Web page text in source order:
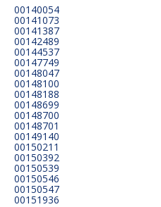
00140054
00141073
00141387
00142489
00144537
00147749
00148047
00148100
00148188
00148699
00148700
00148701
00149140
00150211
00150392
00150539
00150546
00150547
00151936